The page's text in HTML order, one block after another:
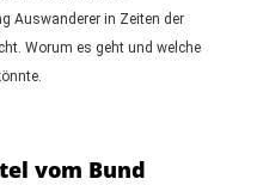
Auswanderer in Zeiten der
Worum es geht und welche
vom Bund